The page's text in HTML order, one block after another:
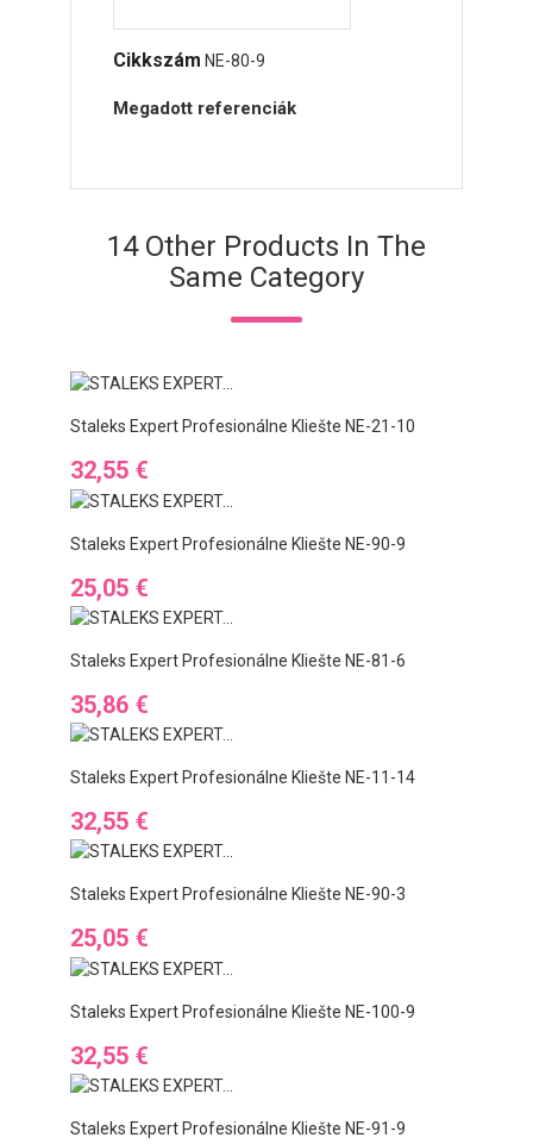
Cikkszám NE-80-9
Megadott referenciák
14 Other Products In The
Same Category
Staleks Expert Profesionálne Kliešte NE-21-10
Ár
32,55 €
Staleks Expert Profesionálne Kliešte NE-90-9
Ár
25,05 €
Staleks Expert Profesionálne Kliešte NE-81-6
Ár
35,86 €
Staleks Expert Profesionálne Kliešte NE-11-14
Ár
32,55 €
Staleks Expert Profesionálne Kliešte NE-90-3
Ár
25,05 €
Staleks Expert Profesionálne Kliešte NE-100-9
Ár
32,55 €
Staleks Expert Profesionálne Kliešte NE-91-9